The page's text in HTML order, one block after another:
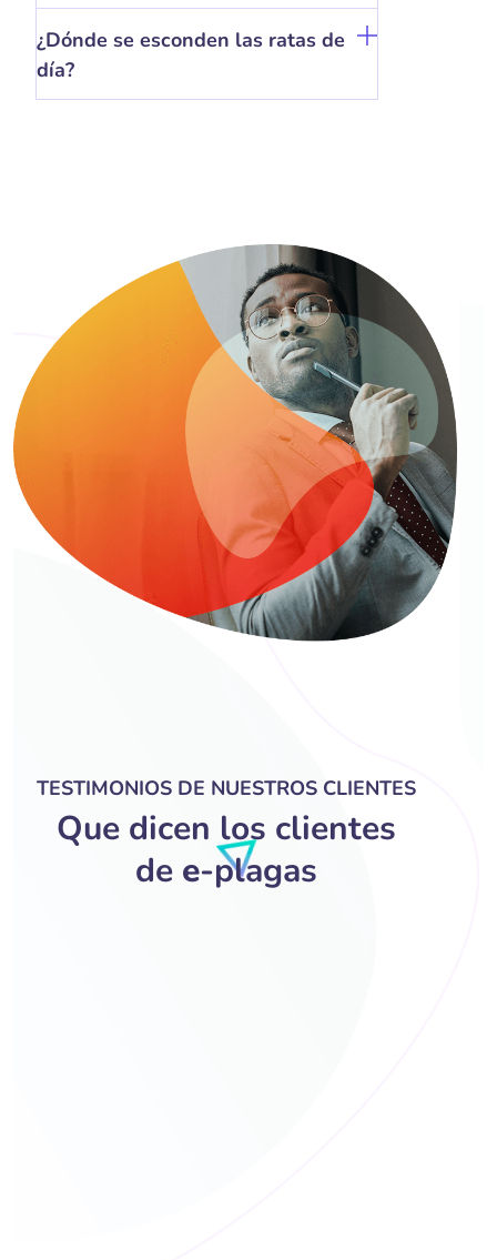
¿Dónde se esconden las ratas de
día?
TESTIMONIOS DE NUESTROS CLIENTES
Que dicen los clientes
de e-plagas